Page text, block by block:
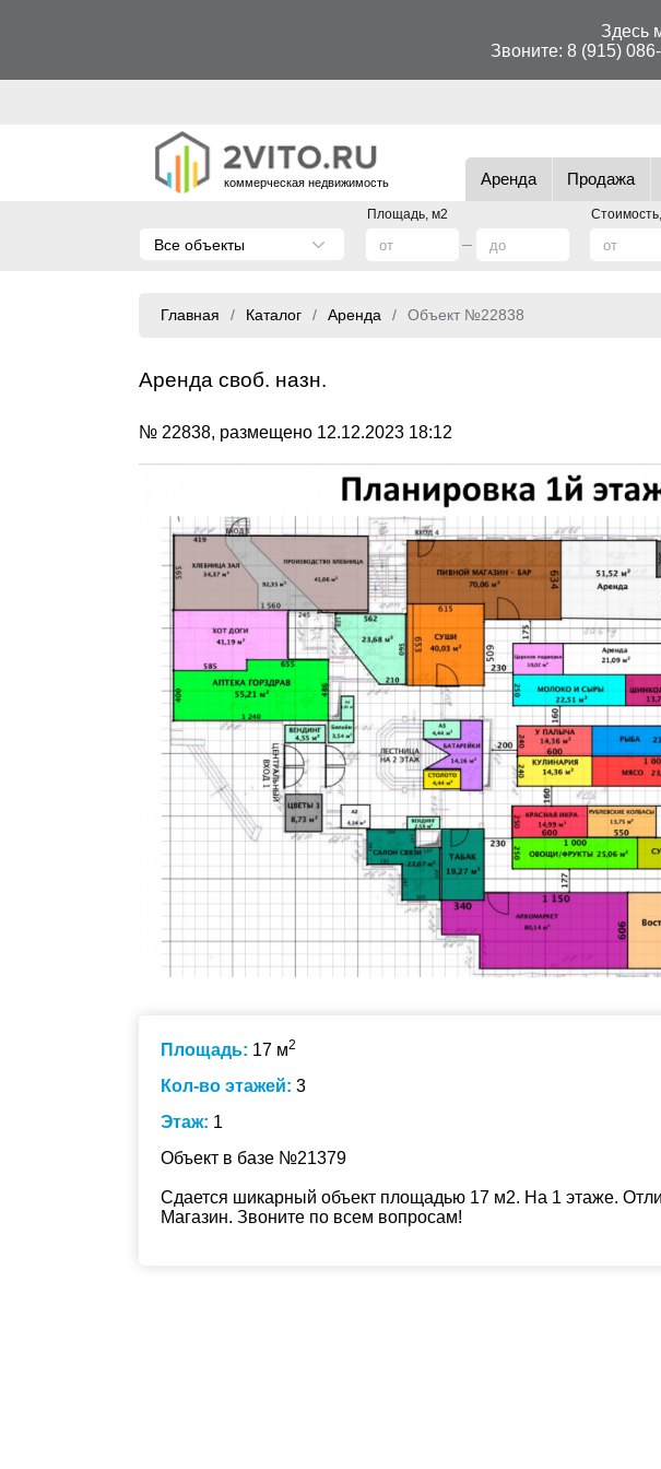
Здесь
Звоните: 8 (915)
коммерческая недвижимость Аренда Продажа
Площадь, м2
Все объекты
Главная Каталог Аренда Объект №22838
Аренда своб. назн.
№ 22838, размещено 12.12.2023 18:12
Площадь: 17 м2
Кол-во этажей: 3
Этаж: 1
Объект в базе №21379
Сдается шикарный объект площадью 17 м2. На 1 этаже.
Магазин. Звоните по всем вопросам!